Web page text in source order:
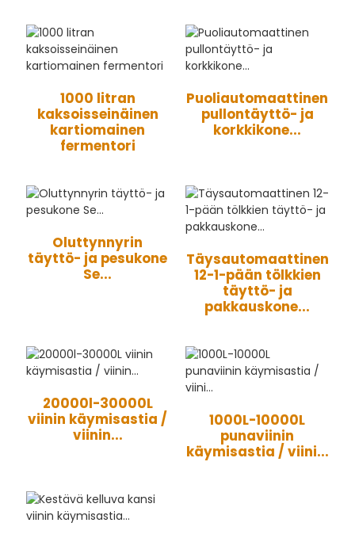
1000 litran
kaksoisseinäinen
kartiomainen
fermentori
Puoliautomaattinen
pullontäyttö- ja
korkkikone...
Oluttynnyrin
täyttö- ja pesukone
Se...
Täysautomaattinen
12-1-pään tölkkien
täyttö- ja
pakkauskone...
20000l-30000L
viinin käymisastia /
viinin...
1000L-10000L
punaviinin
käymisastia / viini...